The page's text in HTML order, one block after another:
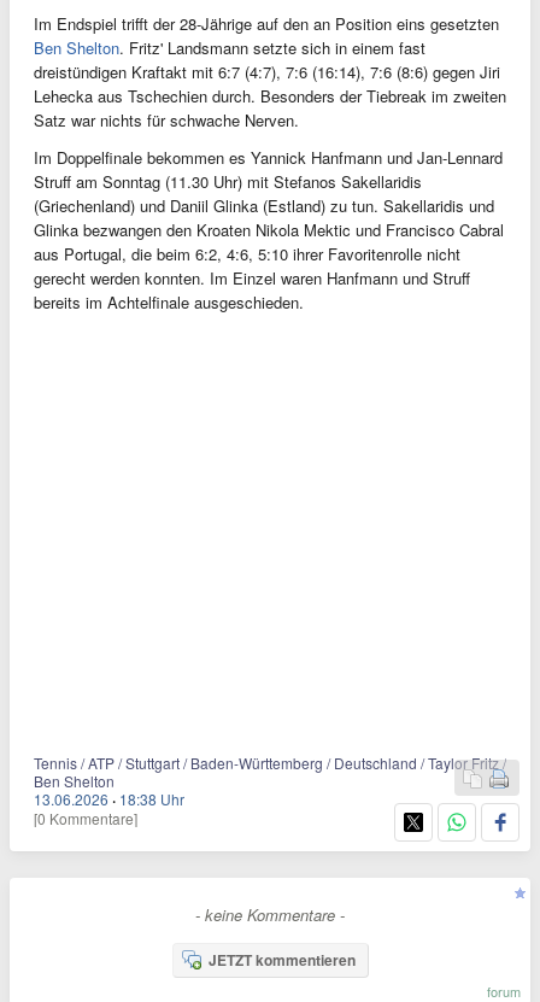
Im Endspiel trifft der 28-Jährige auf den an Position eins gesetzten
Ben Shelton. Fritz' Landsmann setzte sich in einem fast
dreistündigen Kraftakt mit 6:7 (4:7), 7:6 (16:14), 7:6 (8:6) gegen Jiri
Lehecka aus Tschechien durch. Besonders der Tiebreak im zweiten
Satz war nichts für schwache Nerven.
Im Doppelfinale bekommen es Yannick Hanfmann und Jan-Lennard
Struff am Sonntag (11.30 Uhr) mit Stefanos Sakellaridis
(Griechenland) und Daniil Glinka (Estland) zu tun. Sakellaridis und
Glinka bezwangen den Kroaten Nikola Mektic und Francisco Cabral
aus Portugal, die beim 6:2, 4:6, 5:10 ihrer Favoritenrolle nicht
gerecht werden konnten. Im Einzel waren Hanfmann und Struff
bereits im Achtelfinale ausgeschieden.
Tennis / ATP / Stuttgart / Baden-Württemberg / Deutschland / Taylor Fritz /
Ben Shelton
13.06.2026 · 18:38 Uhr
[0 Kommentare]
- keine Kommentare -
JETZT kommentieren
forum